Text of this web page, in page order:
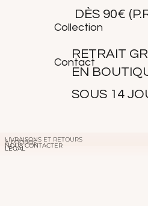
Collection
Contact
LIVRAISONS ET RETOURS
À PROPOS
NOUS CONTACTER
LÉGAL
DÈS 90€
RETRAIT
EN
SOUS 14